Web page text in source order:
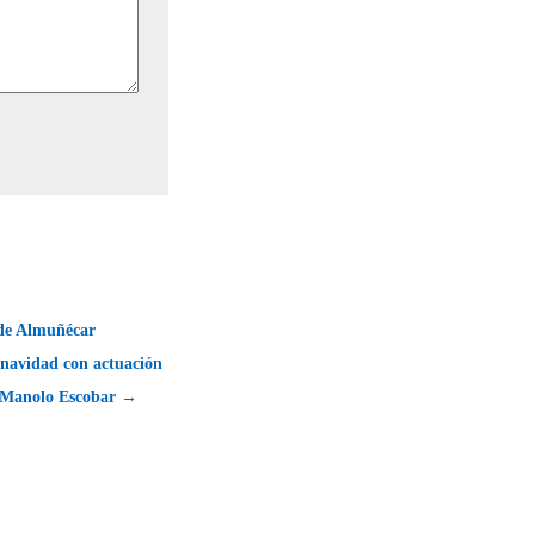
Almuñécar
con actuación
Escobar →